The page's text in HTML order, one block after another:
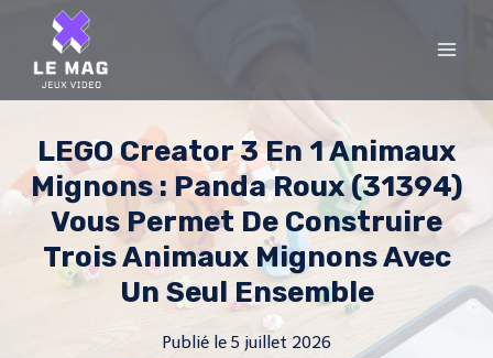
content
LEGO Creator 3 En 1 Animaux
Mignons : Panda Roux (31394)
Vous Permet De Construire
Trois Animaux Mignons Avec
Un Seul Ensemble
Publié le 5 juillet 2026